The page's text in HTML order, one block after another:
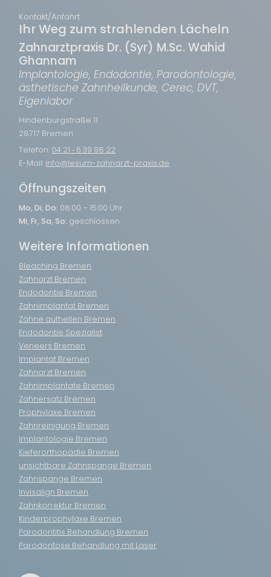
Kontakt/Anfahrt
Ihr Weg zum strahlenden Lächeln
Zahnarztpraxis Dr. (Syr) M.Sc. Wahid
Ghannam
Implantologie, Endodontie, Parodontologie,
ästhetische Zahnheilkunde, Cerec, DVT,
Eigenlabor
Hindenburgstraße 11
28717 Bremen
Telefon: 04 21 ‑ 6 39 98 22
E-Mail: info@lesum-zahnarzt-praxis.de
Öffnungszeiten
Mo, Di, Do: 08:00 – 15:00 Uhr
Mi, Fr, Sa, So: geschlossen
Weitere Informationen
Bleaching Bremen
Zahnarzt Bremen
Endodontie Bremen
Zahnimplantat Bremen
Zähne aufhellen Bremen
Endodontie Spezialist
Veneers Bremen
Implantat Bremen
Zahnarzt Bremen
Zahnimplantate Bremen
Zahnersatz Bremen
Prophylaxe Bremen
Zahnreinigung Bremen
Implantologie Bremen
Kieferorthopädie Bremen
unsichtbare Zahnspange Bremen
Zahnspange Bremen
Invisalign Bremen
Zahnkorrektur Bremen
Kinderprophylaxe Bremen
Parodontitis Behandlung Bremen
Parodontose Behandlung mit Laser